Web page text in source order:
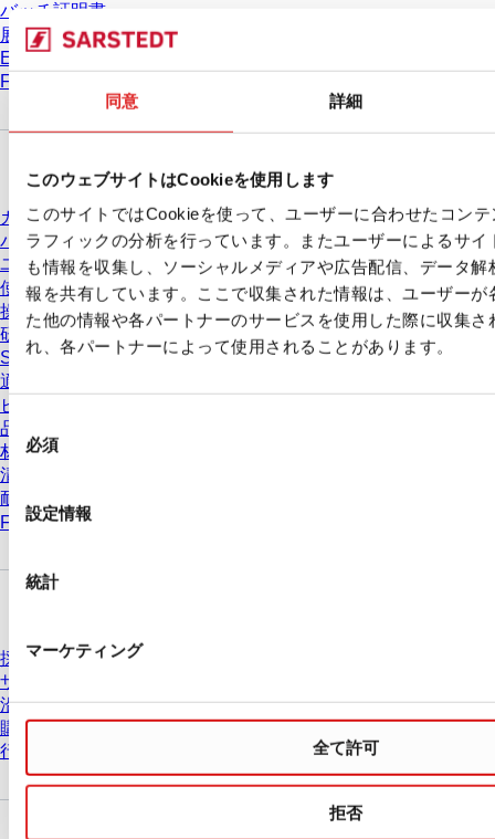
同意 詳細
このウェブサイトはCookieを使用します
このサイトではCookieを使って、ユーザーに合わせたコン
ラフィックの分析を行っています。またユーザーによるサ
も情報を収集し、ソーシャルメディアや広告配信、データ
報を共有しています。ここで収集された情報は、ユーザーが
た他の情報や各パートナーのサービスを使用した際に収集
れ、各パートナーによって使用されることがあります。
同
意
の
選
択
必須
設定情報
統計
マーケティング
全て許可
拒否
バッチ証明書
展示会 & 学会
Eラーニング
FAQ
カタログ
パンフレット
ユーザー情報
使用方法
操作手順
研究
Safety Data Sheets(SDS)
適合宣言
ビデオ
品質管理
材質特性
清浄度レベル
耐薬品性
Freezing SARSTEDT Tubes
会社とキャリア
採用情報
ザルスタットについて
沿革
購買と物流
行動原則